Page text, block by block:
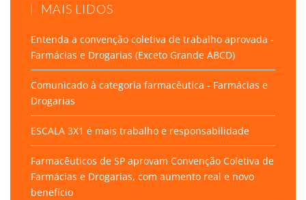
MAIS LIDOS
Entenda a convenção coletiva de trabalho aprovada -
Farmácias e Drogarias (Exceto Grande ABCD)
Comunicado à categoria farmacêutica - Farmácias e
Drogarias
ESCALA 3X1 é mais trabalho e responsabilidade
Farmacêuticos de SP aprovam Convenção Coletiva de
Farmácias e Drogarias, com aumento real e novo
benefício